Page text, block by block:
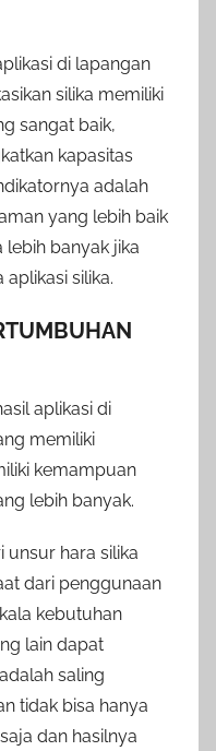
di lapangan
silika memiliki
sangat baik,
kapasitas
adalah
yang lebih baik
banyak jika
silika.
aplikasi di
memiliki
kemampuan
lebih banyak.
unsur hara silika
dari penggunaan
kebutuhan
lain dapat
saling
tidak bisa hanya
dan hasilnya